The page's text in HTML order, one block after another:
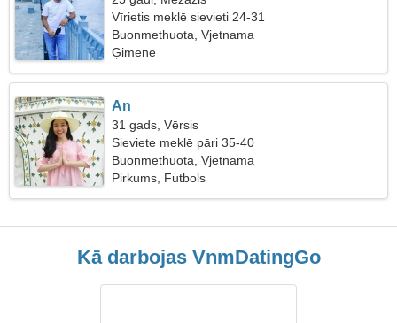
Vīrietis meklē sievieti 24-31
Buonmethuota, Vjetnama
Ģimene
An
31 gads, Vērsis
Sieviete meklē pāri 35-40
Buonmethuota, Vjetnama
Pirkums, Futbols
Kā darbojas VnmDatingGo